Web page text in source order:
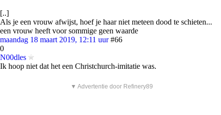
[..]
Als je een vrouw afwijst, hoef je haar niet meteen dood te schieten...
een vrouw heeft voor sommige geen waarde
maandag 18 maart 2019, 12:11 uur #66
0
N00dles
Ik hoop niet dat het een Christchurch-imitatie was.
▼ Advertentie door Refinery89